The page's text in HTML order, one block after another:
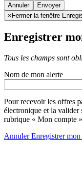
Annuler
× Fermer la fenêtre
Enregistrer
Tous les champs sont
Nom de mon alerte
Pour recevoir les offres
électronique et la valider
rubrique « Mon compte »
AnnulerEnregistrer mon